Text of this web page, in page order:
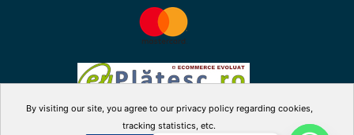
By visiting our site, you agree to our privacy policy regarding cookies,
tracking statistics, etc.